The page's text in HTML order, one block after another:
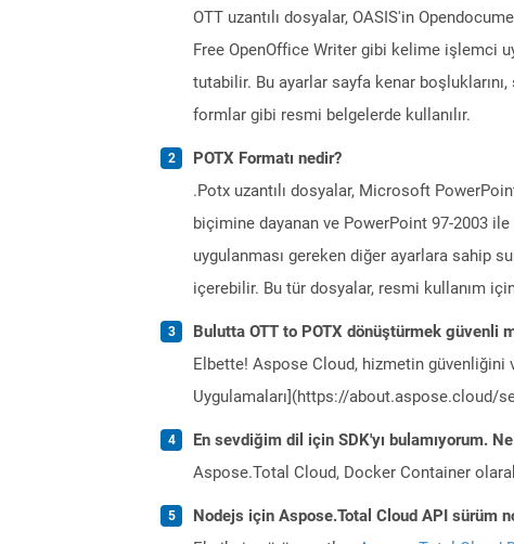
OTT uzantılı dosyalar, OASIS'in
Free OpenOffice Writer gibi kelime işlemci
tutabilir. Bu ayarlar sayfa kenar
formlar gibi resmi belgelerde kullanılır.
POTX Formatı nedir?
.Potx uzantılı dosyalar, Microsoft
biçimine dayanan ve PowerPoint 97-2003
uygulanması gereken diğer ayarlara sahip
içerebilir. Bu tür dosyalar, resmi kullanım
Bulutta OTT to POTX dönüştürmek güvenli
Elbette! Aspose Cloud, hizmetin güvenliğini
Uygulamaları](https://about.aspose.cloud/
En sevdiğim dil için SDK'yı bulamıyorum. Ne
Aspose.Total Cloud, Docker Container
Nodejs için Aspose.Total Cloud API sürüm